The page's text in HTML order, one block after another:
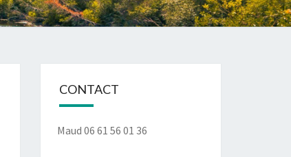
CONTACT
Maud 06 61 56 01 36